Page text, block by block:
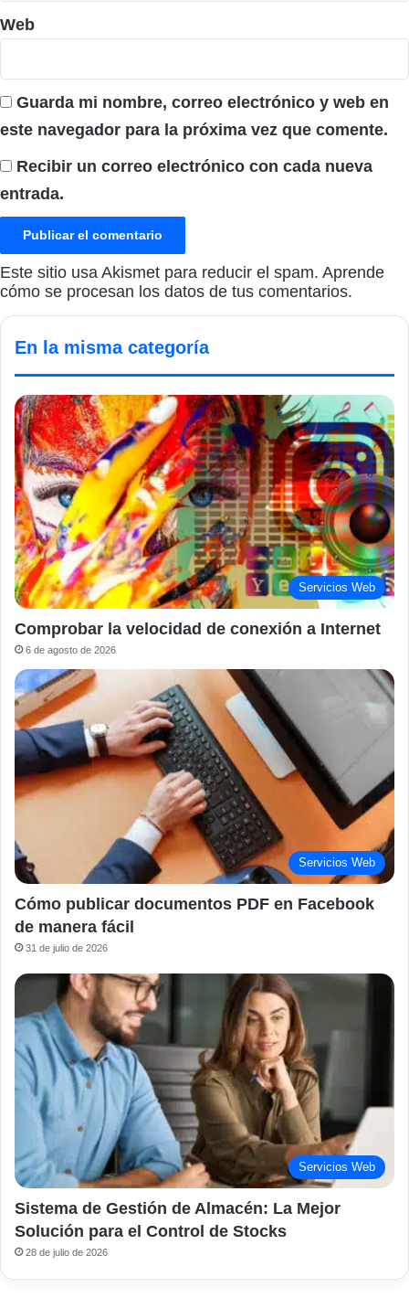
Web
Guarda mi nombre, correo electrónico y web en
este navegador para la próxima vez que comente.
Recibir un correo electrónico con cada nueva
entrada.
Este sitio usa Akismet para reducir el spam. Aprende
cómo se procesan los datos de tus comentarios.
En la misma categoría
Servicios Web
Comprobar la velocidad de conexión a Internet
6 de agosto de 2026
Servicios Web
Cómo publicar documentos PDF en Facebook
de manera fácil
31 de julio de 2026
Servicios Web
Sistema de Gestión de Almacén: La Mejor
Solución para el Control de Stocks
28 de julio de 2026